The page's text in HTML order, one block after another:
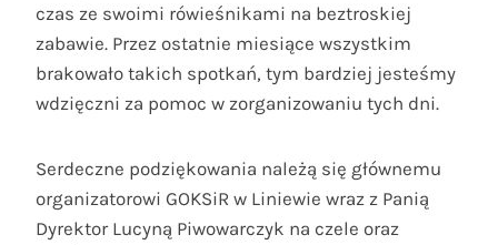
czas ze swoimi rówieśnikami na beztroskiej
zabawie. Przez ostatnie miesiące wszystkim
brakowało takich spotkań, tym bardziej jesteśmy
wdzięczni za pomoc w zorganizowaniu tych dni.
Serdeczne podziękowania należą się głównemu
organizatorowi GOKSiR w Liniewie wraz z Panią
Dyrektor Lucyną Piwowarczyk na czele oraz